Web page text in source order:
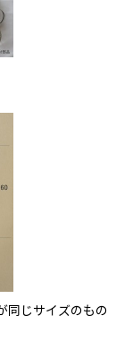
同じサイズのもの